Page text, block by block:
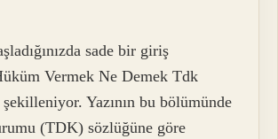
sade bir giriş
Vermek Ne Demek Tdk
Yazının bu bölümünde
(TDK) sözlüğüne göre